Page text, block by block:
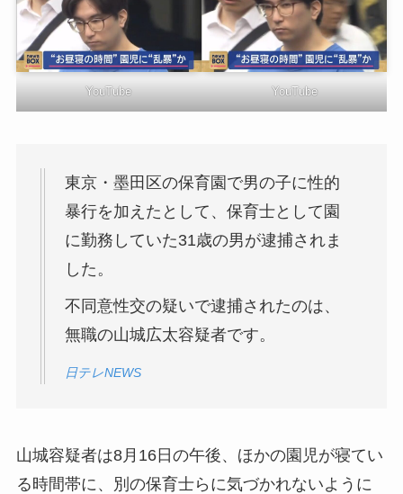
YouTube YouTube
東京・墨田区の保育園で男の子に性的
暴行を加えたとして、保育士として園
に勤務していた31歳の男が逮捕されま
した。
不同意性交の疑いで逮捕されたのは、
無職の山城広太容疑者です。
日テレNEWS
山城容疑者は8月16日の午後、ほかの園児が寝てい
る時間帯に、別の保育士らに気づかれないように